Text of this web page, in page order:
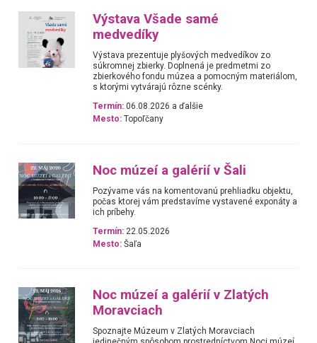
Výstava Všade samé
medvedíky
Výstava prezentuje plyšových medvedíkov zo
súkromnej zbierky. Doplnená je predmetmi zo
zbierkového fondu múzea a pomocným materiálom,
s ktorými vytvárajú rôzne scénky.
Termín: 06.08.2026 a ďalšie
Mesto: Topoľčany
Noc múzeí a galérií v Šali
Pozývame vás na komentovanú prehliadku objektu,
počas ktorej vám predstavíme vystavené exponáty a
ich príbehy.
Termín: 22.05.2026
Mesto: Šaľa
Noc múzeí a galérií v Zlatých
Moravciach
Spoznajte Múzeum v Zlatých Moravciach